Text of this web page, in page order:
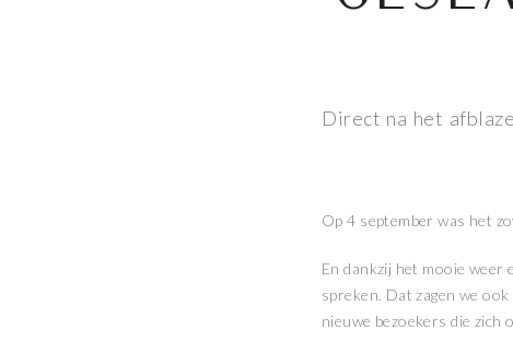
Direct na het
Op 4 september was het
En dankzij het mooie weer
spreken. Dat zagen we
nieuwe bezoekers die zich